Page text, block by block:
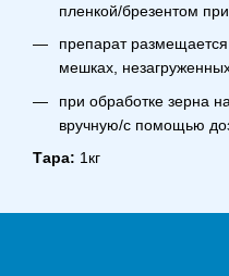
пленкой/брезентом
препарат
мешках,
при обработке зерна
вручную/с помощью
Тара: 1кг